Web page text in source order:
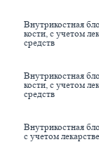
Внутрикостная
кости, с учетом
средств
Внутрикостная
кости, с учетом
средств
Внутрикостная
с учетом